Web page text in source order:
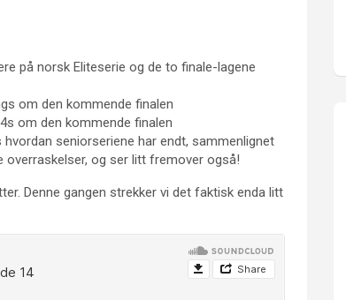
på norsk Eliteserie og de to finale-lagene
om den kommende finalen
om den kommende finalen
seniorseriene har endt, sammenlignet
og ser litt fremover også!
Denne gangen strekker vi det faktisk enda litt